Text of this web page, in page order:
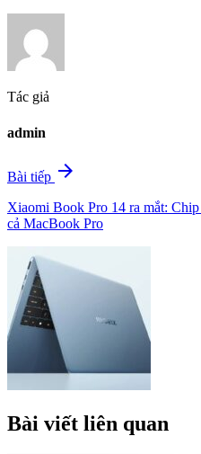
Tác giả
admin
Bài tiếp arrow_forward
Xiaomi Book Pro 14 ra mắt:
cả MacBook Pro
Bài viết liên quan